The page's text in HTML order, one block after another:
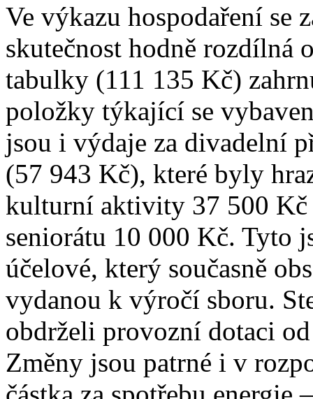
Ve výkazu hospodaření se
skutečnost hodně rozdílná
tabulky (111 135 Kč)
položky týkající se
jsou i výdaje za divadelní
(57 943 Kč), které byly
kulturní aktivity 37 500
seniorátu 10 000 Kč. Tyto
účelové, který současně
vydanou k výročí sboru.
obdrželi provozní dotaci
Změny jsou patrné i v